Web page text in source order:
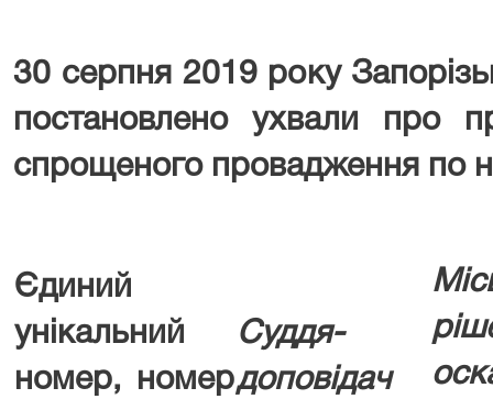
30 серпня 2019 року
постановлено ухвали про
спрощеного провадження по
Єдиний
унікальний
номер, номер
Суддя-
доповідач